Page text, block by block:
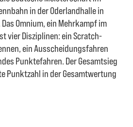
in der Oderlandhalle in
Omnium, ein Mehrkampf im
vier Disziplinen: ein Scratch-
ein Ausscheidungsfahren
Punktefahren. Der Gesamtsieg
Punktzahl in der Gesamtwertung